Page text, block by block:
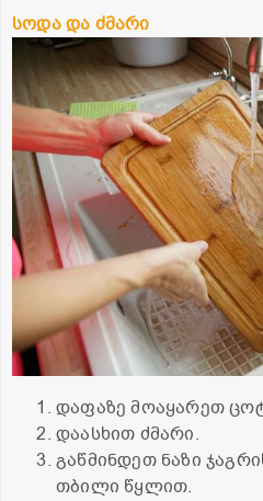
სოდა და ძმარი
დაფაზე მოაყარეთ
დაასხით ძმარი.
გაწმინდეთ ნაზი
თბილი წყლით.